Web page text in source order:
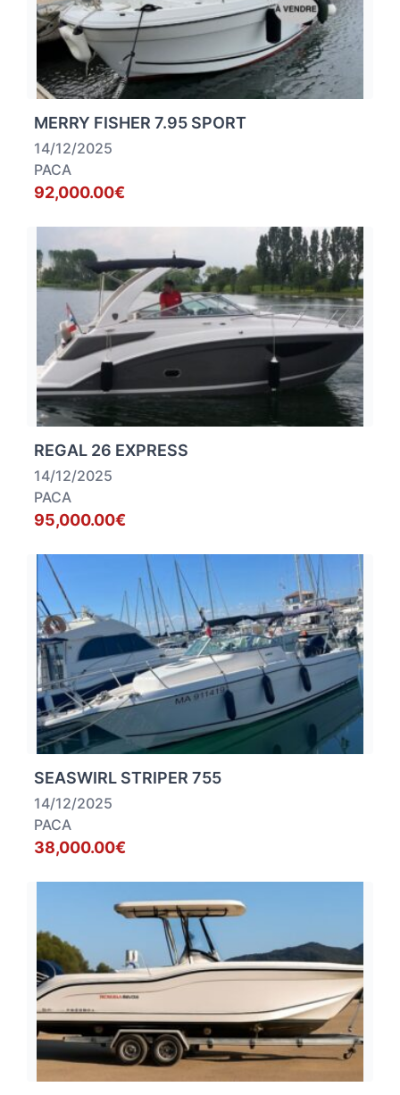
MERRY FISHER 7.95 SPORT
14/12/2025
PACA
92,000.00€
REGAL 26 EXPRESS
14/12/2025
PACA
95,000.00€
SEASWIRL STRIPER 755
14/12/2025
PACA
38,000.00€